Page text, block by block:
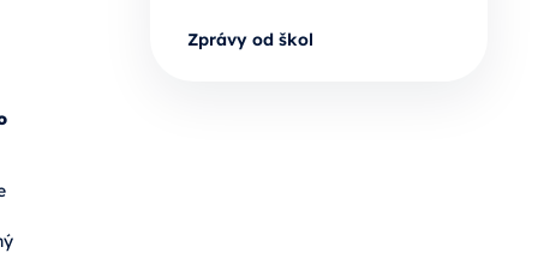
Zprávy od škol